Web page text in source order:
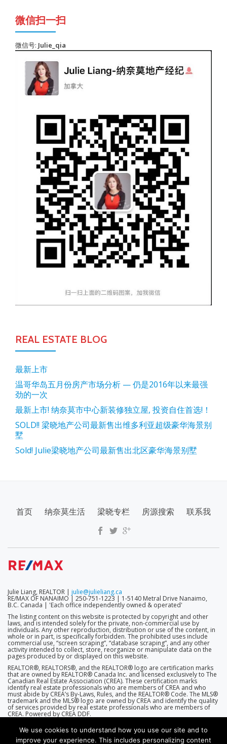
微信扫一扫
微信号: Julie_qia
REAL ESTATE BLOG
最新上市
温哥华岛五月份房产市场分析 — 仍是2016年以来最强
劲的一次
最新上市! 纳奈莫市中心新装修独立屋, 投资自住首选!！
SOLD!! 梁晓地产公司最新售出维多利亚超级豪华海景别
墅
Sold! Julie梁晓地产公司最新售出北区豪华海景别墅
SECONDARY
MENU
首页 纳奈莫生活 梁晓专栏 房源搜索 联系我
Julie Liang, REALTOR | julie@julieliang.ca
RE/MAX OF NANAIMO | 250-751-1223 | 1-5140 Metral Drive Nanaimo,
B.C. Canada | 'Each office independently owned & operated'
The listing content on this website is protected by copyright and other
laws, and is intended solely for the private, non-commercial use by
individuals. Any other reproduction, distribution or use of the content, in
whole or in part, is specifically forbidden. The prohibited uses include
commercial use, “screen scraping”, “database scraping”, and any other
activity intended to collect, store, reorganize or manipulate data on the
pages produced by or displayed on this website.
REALTOR®, REALTORS®, and the REALTOR® logo are certification marks
that are owned by REALTOR® Canada Inc. and licensed exclusively to The
Canadian Real Estate Association (CREA). These certification marks
identify real estate professionals who are members of CREA and who
must abide by CREA’s By-Laws, Rules, and the REALTOR® Code. The MLS®
trademark and the MLS® logo are owned by CREA and identify the quality
of services provided by real estate professionals who are members of
CREA. Powered by CREA DDF.
We use cookies to understand how you use our site and to
improve your experience. This includes personalizing content